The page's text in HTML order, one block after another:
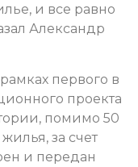
и все равно
Александр
первого в
проекта
помимо 50
за счет
и передан